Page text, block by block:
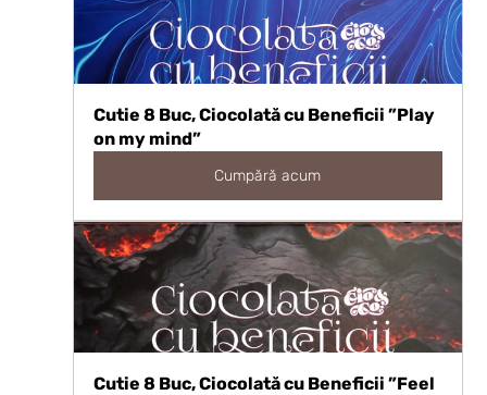
Cutie 8 Buc, Ciocolată cu Beneficii ”Play
on my mind”
Cumpără acum
Cutie 8 Buc, Ciocolată cu Beneficii ”Feel